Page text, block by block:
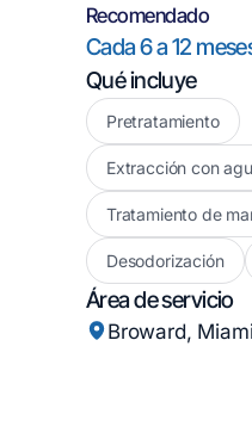
Recomendado
Cada 6 a 12
Qué incluye
Pretratamiento
Extracción con
Tratamiento de
Desodorización
Área de servicio
Broward,